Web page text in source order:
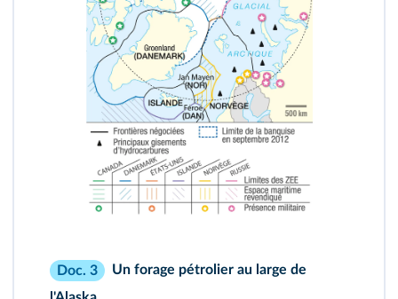
Doc. 3
Un forage pétrolier au large de